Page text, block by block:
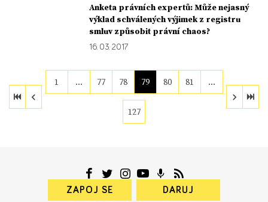
Anketa právních expertů: Může nejasný
výklad schválených výjimek z registru
smluv způsobit právní chaos?
16. 03. 2017
1 … 77 78 79 80 81 …
127
ZAPOJ SE DARUJ